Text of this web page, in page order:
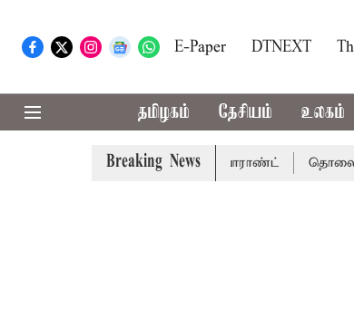
E-Paper DTNEXT
தமிழகம் தேசியம் உலகம்
Breaking News
நீதிமன்றம் பிடிவாராண்ட் தொலைநோக்கு